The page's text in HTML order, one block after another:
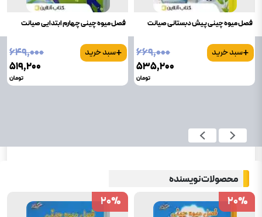
فصل میوه چینی پیش دبستانی صیانت
+سبد خرید
۶۶۹٬۰۰۰
۵۳۵٬۲۰۰
تومان
فصل میوه چینی چهارم ابتدایی صیانت
+سبد خرید
۶۴۹٬۰۰۰
۵۱۹٬۲۰۰
تومان
محصولات نویسنده
20%
20%
20%
20%